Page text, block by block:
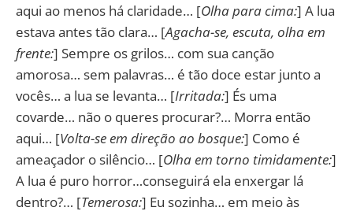
aqui ao menos há claridade… [Olha para cima:] A lua
estava antes tão clara… [Agacha-se, escuta, olha em
frente:] Sempre os grilos… com sua canção
amorosa… sem palavras… é tão doce estar junto a
vocês… a lua se levanta… [Irritada:] És uma
covarde… não o queres procurar?… Morra então
aqui… [Volta-se em direção ao bosque:] Como é
ameaçador o silêncio… [Olha em torno timidamente:]
A lua é puro horror…conseguirá ela enxergar lá
dentro?… [Temerosa:] Eu sozinha… em meio às